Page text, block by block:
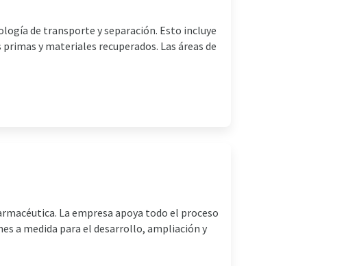
de transporte y separación. Esto incluye
y materiales recuperados. Las áreas de
La empresa apoya todo el proceso
a medida para el desarrollo, ampliación y